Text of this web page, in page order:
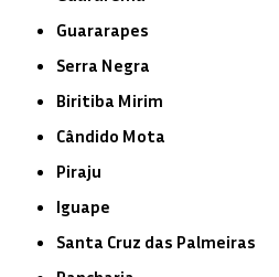
Guararapes
Serra Negra
Biritiba Mirim
Cândido Mota
Piraju
Iguape
Santa Cruz das Palmeiras